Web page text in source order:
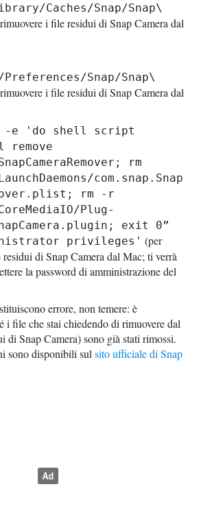
Caches/Snap/Snap\
i file residui di Snap Camera dal
Snap/Snap\
i file residui di Snap Camera dal
-e 'do shell script
remove
rm
com.snap.Snap
rm -r
Plug-
exit 0”
privileges' (per
di Snap Camera dal Mac; ti verrà
la password di amministrazione del
errore, non temere: è
i file che stai chiedendo di rimuovere dal
di Snap Camera) sono già stati rimossi.
sono disponibili sulsito ufficiale di Snap